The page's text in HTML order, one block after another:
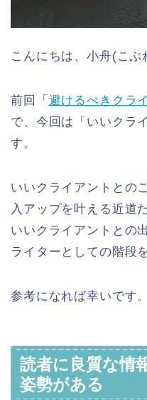
こんにちは、小舟(こぶ
前回「 避けるべきクラ
で、今回は「いいクラ
す。
いいクライアントとの
入アップを叶える近道
いいクライアントとの
ライターとしての階段
参考になれば幸いです。
読者に良質な情
姿勢がある